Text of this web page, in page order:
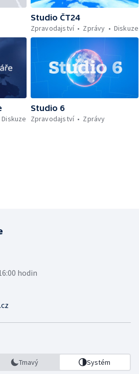
Studio ČT24
Zpravodajství
Zprávy Diskuze
Diskuze
Studio 6
Zpravodajství
Zprávy
hodin
Tmavý Systém